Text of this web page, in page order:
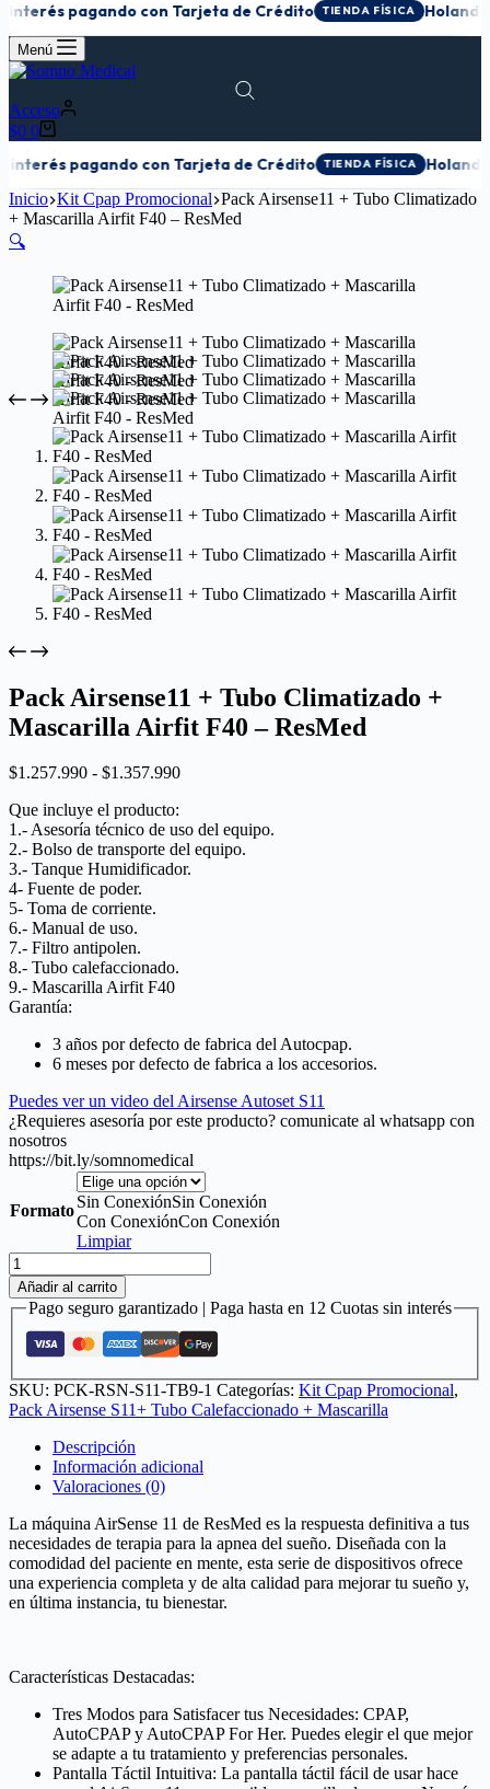
comprapagando con Tarjeta de Crédito TIENDA FÍSICA Holanda
Menú
Acceso
Carro
compra
$0 0
pagando con Tarjeta de Crédito TIENDA FÍSICA Holanda
Inicio Kit Cpap Promocional Pack Airsense11 + Tubo Climatizado
+ Mascarilla Airfit F40 – ResMed
🔍
Pack Airsense11 + Tubo Climatizado +
Mascarilla Airfit F40 – ResMed
$1.257.990 - $1.357.990
desde
$1.257.990
hasta
Que incluye el producto:
1.- Asesoría técnico de uso del equipo.
2.- Bolso de transporte del equipo.
3.- Tanque Humidificador.
4- Fuente de poder.
5- Toma de corriente.
6.- Manual de uso.
7.- Filtro antipolen.
8.- Tubo calefaccionado.
9.- Mascarilla Airfit F40
Garantía:
3 años por defecto de fabrica del Autocpap.
6 meses por defecto de fabrica a los accesorios.
Puedes ver un video del Airsense Autoset S11
¿Requieres asesoría por este producto? comunicate al whatsapp con
nosotros
https://bit.ly/somnomedical
FormatoSin ConexiónSin Conexión
Con ConexiónCon Conexión
Limpiar
Pack
Airsense11
+
Climatizado
Mascarilla
Airfit
F40
ResMed
cantidad
Añadir al carrito
Pago seguro garantizado | Paga hasta en 12 Cuotas sin interés
SKU: PCK-RSN-S11-TB9-1 Categorías: Kit Cpap Promocional,
Pack Airsense S11+ Tubo Calefaccionado + Mascarilla
Descripción
Información adicional
Valoraciones (0)
La máquina AirSense 11 de ResMed es la respuesta definitiva a tus
necesidades de terapia para la apnea del sueño. Diseñada con la
comodidad del paciente en mente, esta serie de dispositivos ofrece
una experiencia completa y de alta calidad para mejorar tu sueño y,
en última instancia, tu bienestar.
Características Destacadas:
Tres Modos para Satisfacer tus Necesidades: CPAP,
AutoCPAP y AutoCPAP For Her. Puedes elegir el que mejor
se adapte a tu tratamiento y preferencias personales.
Pantalla Táctil Intuitiva: La pantalla táctil fácil de usar hace